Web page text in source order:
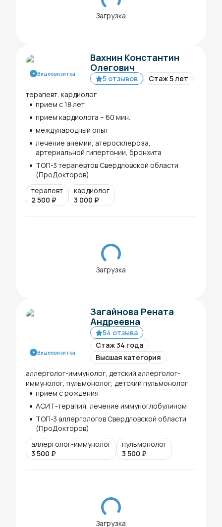
Загрузка
Видеовизитка
Вахнин Константин
Олегович
5 отзывов
Стаж 5 лет
терапевт, кардиолог
прием с 18 лет
прием кардиолога – 60 мин.
международный опыт
лечение анемии, атеросклероза,
артериальной гипертонии, бронхита
ТОП-3 терапевтов Свердловской области
(ПроДокторов)
терапевт
2 500 ₽
кардиолог
3 000 ₽
Загрузка
Видеовизитка
Загайнова Рената
Андреевна
54 отзыва
Стаж 34 года
Высшая категория
аллерголог-иммунолог, детский аллерголог-
иммунолог, пульмонолог, детский пульмонолог
прием с рождения
АСИТ-терапия, лечение иммуноглобулином
ТОП-3 аллергологов Свердловской области
(ПроДокторов)
аллерголог-иммунолог
3 500 ₽
пульмонолог
3 500 ₽
Загрузка